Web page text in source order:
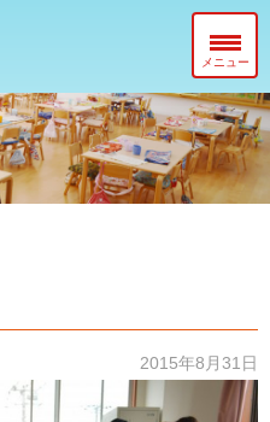
メニュー
2015年8月31日